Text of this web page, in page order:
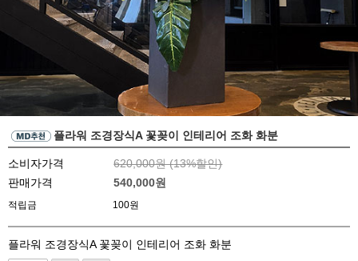
플라워 조경장식A 꽃꽂이 인테리어 조화 화분
소비자가격 620,000원 (13%할인)
판매가격
540,000원
적립금 100원
플라워 조경장식A 꽃꽂이 인테리어 조화 화분